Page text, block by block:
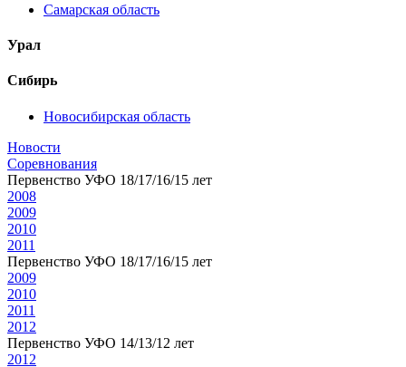
Самарская область
Урал
Сибирь
Новосибирская область
Новости
Соревнования
Первенство УФО 18/17/16/15 лет
2008
2009
2010
2011
Первенство УФО 18/17/16/15 лет
2009
2010
2011
2012
Первенство УФО 14/13/12 лет
2012